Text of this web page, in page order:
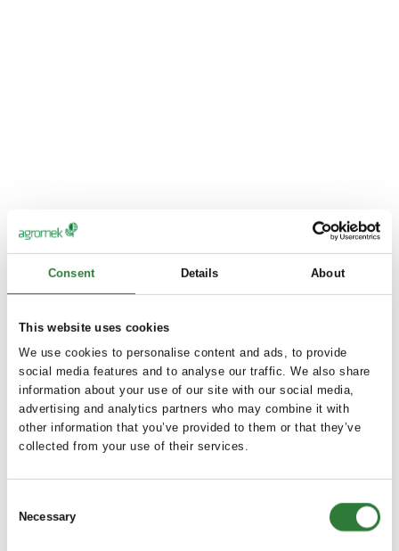
Consent Details About
This website uses cookies
We use cookies to personalise content and ads, to provide
social media features and to analyse our traffic. We also share
information about your use of our site with our social media,
advertising and analytics partners who may combine it with
other information that you’ve provided to them or that they’ve
collected from your use of their services.
Selection
Necessary